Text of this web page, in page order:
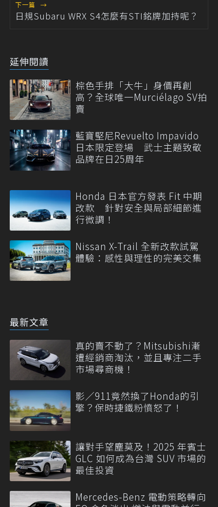
下一篇 →
日規Subaru WRX S4怎麼有STI銘牌加持呢？
延伸閱讀
棕色手排「大牛」身價再創
高？全球唯一Murciélago SV拍
賣
藍寶堅尼Revuelto Impavido
日本限定登場 武士主題致敬
品牌在日25周年
Honda 日本官方發表 Fit 中期
改款 針對安全與局部細節進
行微調！
Nissan X-Trail 全新改款試駕
體驗：感性與理性的完美交集
最新文章
真的賣不動了？Mitsubishi漸
遭經銷商淘汰，並且專注二手
市場尋商機！
影／911竟然換了Honda的引
擎？保時捷鐵粉憤怒了！
讓對手望塵莫及！2025 年賓士
GLC 如何成為台灣 SUV 市場的
最佳投資
Mercedes-Benz 電動策略轉向